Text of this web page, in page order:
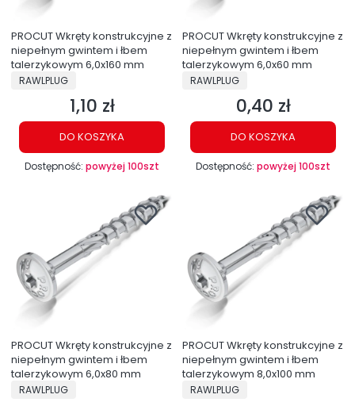
PROCUT Wkręty konstrukcyjne z
niepełnym gwintem i łbem
talerzykowym 6,0x160 mm
PRODUCENT
RAWLPLUG
Cena
1,10 zł
DO KOSZYKA
Dostępność: powyżej 100szt
PROCUT Wkręty konstrukcyjne z
niepełnym gwintem i łbem
talerzykowym 6,0x60 mm
PRODUCENT
RAWLPLUG
Cena
0,40 zł
DO KOSZYKA
Dostępność: powyżej 100szt
PROCUT Wkręty konstrukcyjne z
niepełnym gwintem i łbem
talerzykowym 6,0x80 mm
PRODUCENT
RAWLPLUG
PROCUT Wkręty konstrukcyjne z
niepełnym gwintem i łbem
talerzykowym 8,0x100 mm
PRODUCENT
RAWLPLUG